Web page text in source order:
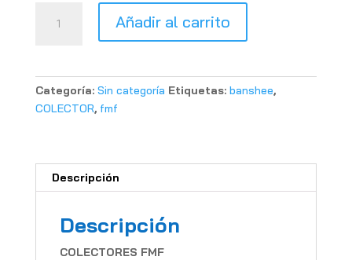
cantidad
Añadir al carrito
Categoría: Sin categoría Etiquetas: banshee,
COLECTOR, fmf
Descripción
Descripción
COLECTORES FMF